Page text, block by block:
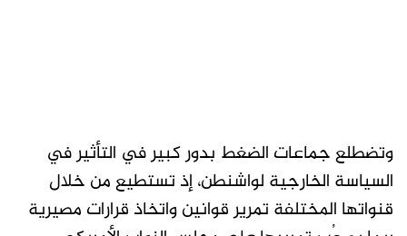
وتضطلع جماعات الضغط بدور كبير في التأثير في
السياسة الخارجية لواشنطن، إذ تستطيع من خلال
قنواتها المختلفة تمرير قوانين واتخاذ قرارات مصيرية